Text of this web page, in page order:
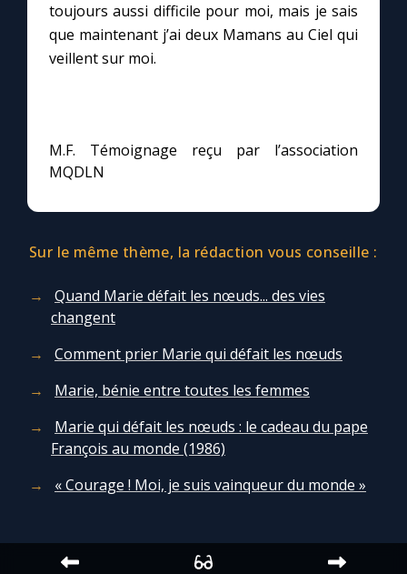
Une neuvaine
Chapelet pour le monde
Marie de Nazareth
toujours aussi difficile pour moi, mais je sais
que maintenant j’ai deux Mamans au Ciel qui
veillent sur moi.
M.F. Témoignage reçu par l’association
MQDLN
Sur le même thème, la rédaction vous conseille :
Quand Marie défait les nœuds... des vies
changent
Comment prier Marie qui défait les nœuds
Marie, bénie entre toutes les femmes
Marie qui défait les nœuds : le cadeau du pape
François au monde (1986)
« Courage ! Moi, je suis vainqueur du monde »